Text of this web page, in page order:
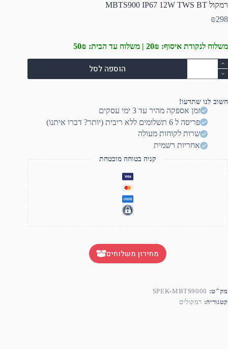
רמקול MBTS900 IP67 12W TWS BT
₪298
משלוח לנקודת איסוף: 20₪ | משלוח עד הבית: 50₪
כמות
של
רמקול
12W
הוספה לסל
חשוב לנו שתדעו!
זמן אספקה מהיר עד 3 ימי עסקים
פריסה ל 6 תשלומים ללא ריבית (יותר? דברו איתנו)
שרות לקוחות מעולה
אחריות רשמית
קניה בטוחה מובטחת
מחירון משלוחים
מק"ט: SPEK-MBTS9000
קטגוריה: רמקולים